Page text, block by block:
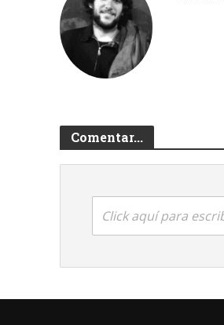
Comentar...
Click aquí para